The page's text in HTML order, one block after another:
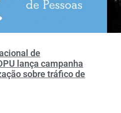
de
lança campanha
sobre tráfico de